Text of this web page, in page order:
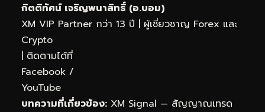
กิตติทัศน์ เจริญพนาสิทธิ์ (อ.บอม)
XM VIP Partner กว่า 13 ปี | ผู้เชี่ยวชาญ Forex และ
Crypto
| ติดตามได้ที่
Facebook /
YouTube
บทความที่เกี่ยวข้อง: XM Signal — สัญญาณเทรด